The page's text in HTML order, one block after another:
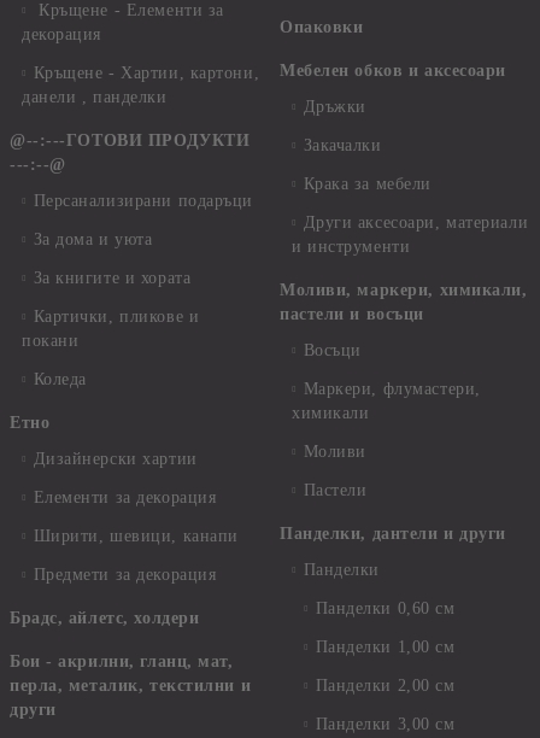
Кръщене - Елементи за
декорация
Кръщене - Хартии, картони,
данели , панделки
@--:---ГОТОВИ ПРОДУКТИ
---:--@
Персанализирани подаръци
За дома и уюта
За книгите и хората
Картички, пликове и
покани
Коледа
Етно
Дизайнерски хартии
Елементи за декорация
Ширити, шевици, канапи
Предмети за декорация
Брадс, айлетс, холдери
Бои - акрилни, гланц, мат,
перла, металик, текстилни и
други
Опаковки
Мебелен обков и аксесоари
Дръжки
Закачалки
Крака за мебели
Други аксесоари, материали
и инструменти
Моливи, маркери, химикали,
пастели и восъци
Восъци
Маркери, флумастери,
химикали
Моливи
Пастели
Панделки, дантели и други
Панделки
Панделки 0,60 см
Панделки 1,00 см
Панделки 2,00 см
Панделки 3,00 см